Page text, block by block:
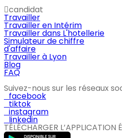
candidat
Travailler
Travailler en Intérim
Travailler dans L'hotellerie
Simulateur de chiffre
d'affaire
Travailler à Lyon
Blog
FAQ
Suivez-nous sur les réseaux
facebook
tiktok
instagram
linkedin
TÉLÉCHARGER L’APPLICATION